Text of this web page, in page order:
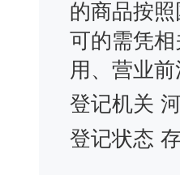
的商品按
可的需凭
用、营业
登记机关
登记状态